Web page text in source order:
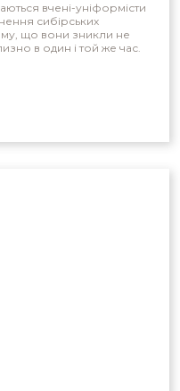
вчені-уніформісти
сибірських
що вони зникли не
в один і той же час.